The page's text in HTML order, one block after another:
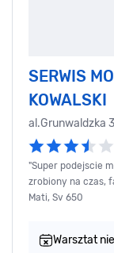
SERWIS
KOWALSKI
al.Grunwaldzka
"Super podejscie
zrobiony na czas,
Mati, Sv 650
Warsztat